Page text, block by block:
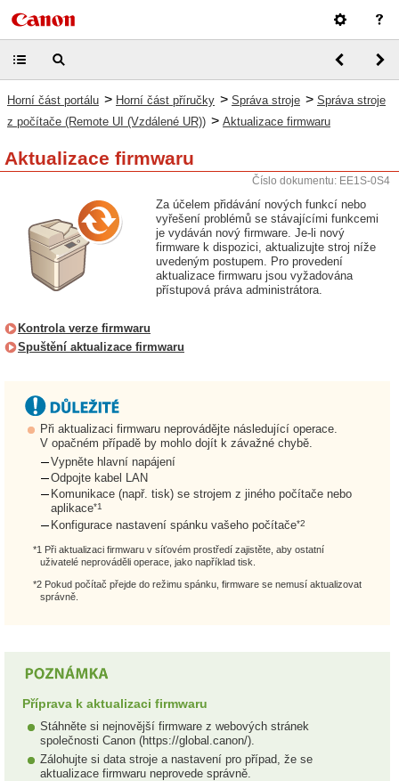
Horní část portálu > Horní část příručky > Správa stroje > Správa stroje
z počítače (Remote UI (Vzdálené UR)) > Aktualizace firmwaru
Aktualizace firmwaru
Číslo dokumentu: EE1S-0S4
Za účelem přidávání nových funkcí nebo
vyřešení problémů se stávajícími funkcemi
je vydáván nový firmware. Je-li nový
firmware k dispozici, aktualizujte stroj níže
uvedeným postupem. Pro provedení
aktualizace firmwaru jsou vyžadována
přístupová práva administrátora.
Kontrola verze firmwaru
Spuštění aktualizace firmwaru
Při aktualizaci firmwaru neprovádějte následující operace.
V opačném případě by mohlo dojít k závažné chybě.
Vypněte hlavní napájení
Odpojte kabel LAN
Komunikace (např. tisk) se strojem z jiného počítače nebo
aplikace*1
Konfigurace nastavení spánku vašeho počítače*2
*1 Při aktualizaci firmwaru v síťovém prostředí zajistěte, aby ostatní
uživatelé neprováděli operace, jako například tisk.
*2 Pokud počítač přejde do režimu spánku, firmware se nemusí aktualizovat
správně.
Příprava k aktualizaci firmwaru
Stáhněte si nejnovější firmware z webových stránek
společnosti Canon (https://global.canon/).
Zálohujte si data stroje a nastavení pro případ, že se
aktualizace firmwaru neprovede správně.